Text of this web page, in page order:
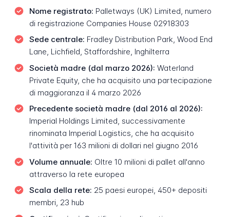
Nome registrato: Palletways (UK) Limited, numero
di registrazione Companies House 02918303
Sede centrale: Fradley Distribution Park, Wood End
Lane, Lichfield, Staffordshire, Inghilterra
Società madre (dal marzo 2026): Waterland
Private Equity, che ha acquisito una partecipazione
di maggioranza il 4 marzo 2026
Precedente società madre (dal 2016 al 2026):
Imperial Holdings Limited, successivamente
rinominata Imperial Logistics, che ha acquisito
l'attività per 163 milioni di dollari nel giugno 2016
Volume annuale: Oltre 10 milioni di pallet all'anno
attraverso la rete europea
Scala della rete: 25 paesi europei, 450+ depositi
membri, 23 hub